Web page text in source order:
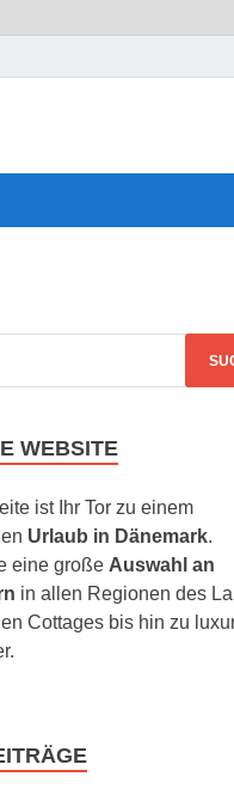
WEBSITE
ist Ihr Tor zu einem
Urlaub in Dänemark.
eine große Auswahl an
in allen Regionen des
Cottages bis hin zu